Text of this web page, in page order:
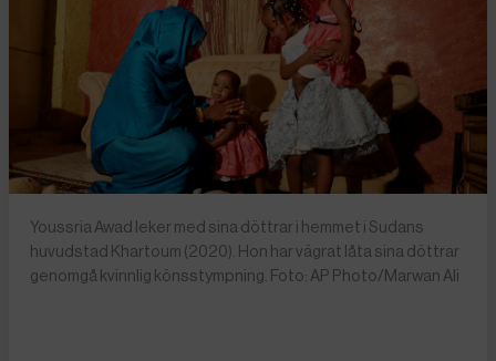
Youssria Awad leker med sina döttrar i hemmet i Sudans
huvudstad Khartoum (2020). Hon har vägrat låta sina döttrar
genomgå kvinnlig könsstympning. Foto: AP Photo/Marwan Ali